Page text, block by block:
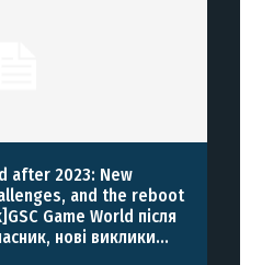
after 2023: New
and the reboot
Game World після
нові виклики...